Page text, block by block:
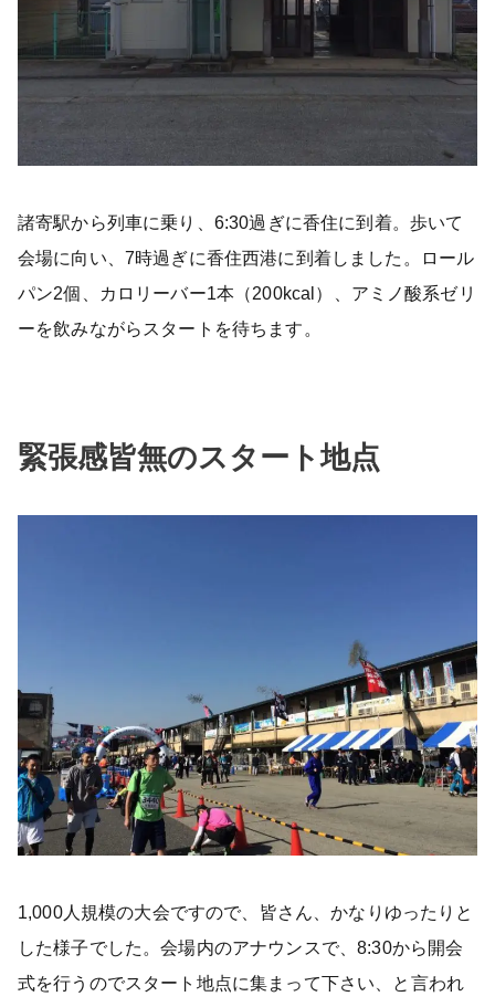
諸寄駅から列車に乗り、6:30過ぎに香住に到着。歩いて
会場に向い、7時過ぎに香住西港に到着しました。ロール
パン2個、カロリーバー1本（200kcal）、アミノ酸系ゼリ
ーを飲みながらスタートを待ちます。
緊張感皆無のスタート地点
1,000人規模の大会ですので、皆さん、かなりゆったりと
した様子でした。会場内のアナウンスで、8:30から開会
式を行うのでスタート地点に集まって下さい、と言われ